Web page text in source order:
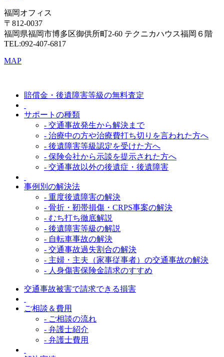
福岡オフィス
〒812-0037
福岡県福岡市博多区御供所町2-60 テクニカハウス福岡６階
TEL:092-407-6817
MAP
賠償金・後遺障害等級の無料査定
サポートの種類
- 交通事故発生から解決まで
- 治療中の方や治療費打ち切りを言われた方へ
- 後遺障害等級認定を受けた方へ
- 保険会社から示談を提示された方へ
- 交通事故以外の後遺症・後遺障害
事例別の解決法
- 重度後遺障害の解決
- 骨折・靭帯損傷・CRPS事案の解決
- むち打ち徹底解説
- 後遺障害等級の解説
- 自転車事故の解決
- 交通事故過失割合の解決
- 主婦・主夫（家事従事者）の交通事故の解決
- 人身傷害保険金請求のすすめ
交通事故被害で請求できる損害
ご相談＆費用
- ご相談の流れ
- 弁護士紹介
- 弁護士費用